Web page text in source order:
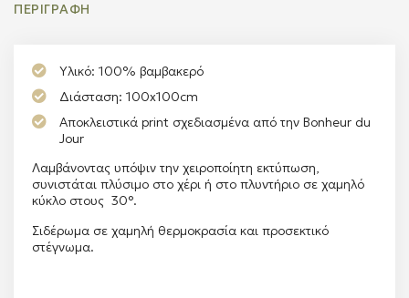
ΠΕΡΙΓΡΑΦΉ
Υλικό: 100% βαμβακερό
Διάσταση: 100x100cm
Αποκλειστικά print σχεδιασμένα από την Bonheur du
Jour
Λαμβάνοντας υπόψιν την χειροποίητη εκτύπωση,
συνιστάται πλύσιμο στο χέρι ή στο πλυντήριο σε χαμηλό
κύκλο στους 30°.
Σιδέρωμα σε χαμηλή θερμοκρασία και προσεκτικό
στέγνωμα.